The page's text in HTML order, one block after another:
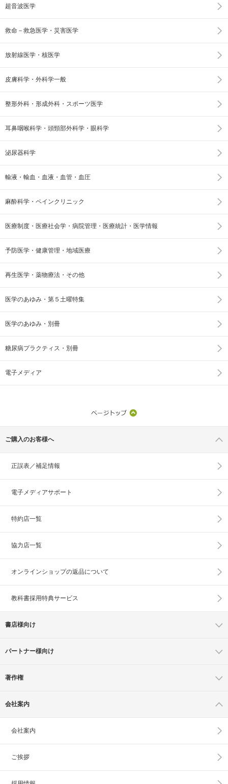
超音波医学
救命－救急医学・災害医学
放射線医学・核医学
皮膚科学・外科学一般
整形外科・形成外科・スポーツ医学
耳鼻咽喉科学・頭頸部外科学・眼科学
泌尿器科学
輸液・輸血・血液・血管・血圧
麻酔科学・ペインクリニック
医療制度・医療社会学・病院管理・医療統計・医学情報
予防医学・健康管理・地域医療
再生医学・薬物療法・その他
医学のあゆみ・第５土曜特集
医学のあゆみ・別冊
糖尿病プラクティス・別冊
電子メディア
ご購入のお客様へ
正誤表／補足情報
電子メディアサポート
特約店一覧
協力店一覧
オンラインショップの返品について
教科書採用特典サービス
書店様向け
パートナー様向け
著作権
会社案内
会社案内
ご挨拶